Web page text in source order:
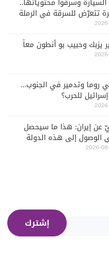
تتعرّض للسرقة في الرملة
يزبك وحبيب بو أنطون معاً
روما وتدمير في الجنوب...
للحرب؟
عن إيران: هذا ما سيحصل
الوصول إلى هذه الدولة
إشترك